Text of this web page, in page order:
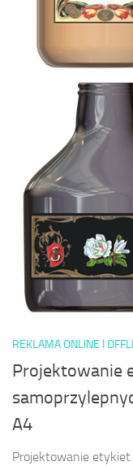
REKLAMA ONLINE I
Projektowanie
A4
Projektowanie